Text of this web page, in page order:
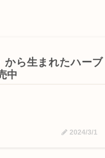
から生まれたハーブ
中
2024/3/1